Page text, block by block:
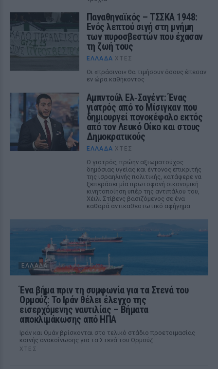
Παναθηναϊκός – ΤΣΣΚΑ 1948:
Ενός λεπτού σιγή στη μνήμη
των πυροσβεστών που έχασαν
τη ζωή τους
ΕΛΛΆΔΑ ΧΤΕΣ
Οι «πράσινοι« θα τιμήσουν όσους έπεσαν
εν ώρα καθήκοντος
Αμπντούλ Ελ‑Σαγέντ: Ένας
γιατρός από το Μίσιγκαν που
δημιουργεί πονοκέφαλο εκτός
από τον Λευκό Οίκο και στους
Δημοκρατικούς
ΕΛΛΆΔΑ ΧΤΕΣ
Ο γιατρός, πρώην αξιωματούχος
δημόσιας υγείας και έντονος επικριτής
της ισραηλινής πολιτικής, κατάφερε να
ξεπεράσει μία πρωτοφανή οικονομική
κινητοποίηση υπέρ της αντιπάλου του,
Χέιλι Στίβενς βασιζόμενος σε ένα
καθαρά αντικαθεστωτικό αφήγημα
ΕΛΛΆΔΑ
Ένα βήμα πριν τη συμφωνία για τα Στενά του
Ορμούζ: Το Ιράν θέλει έλεγχο της
εισερχόμενης ναυτιλίας – Βήματα
αποκλιμάκωσης από ΗΠΑ
Ιράν και Ομάν βρίσκονται στο τελικό στάδιο προετοιμασίας
κοινής ανακοίνωσης για τα Στενά του Ορμούζ
ΧΤΕΣ